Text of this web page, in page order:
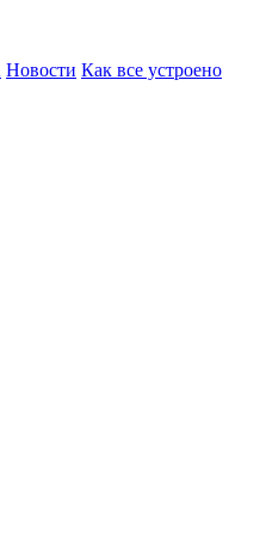
Новости Как все устроено